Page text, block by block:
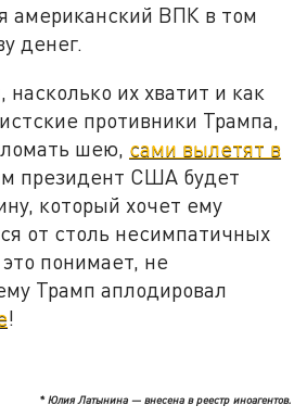
американский ВПК в том
денег.
их хватит и как
противники Трампа,
шею, сами вылетят в
президент США будет
который хочет ему
от столь несимпатичных
понимает, не
Трамп аплодировал
!
* Юлия Латынина — внесена в реестр иноагентов.